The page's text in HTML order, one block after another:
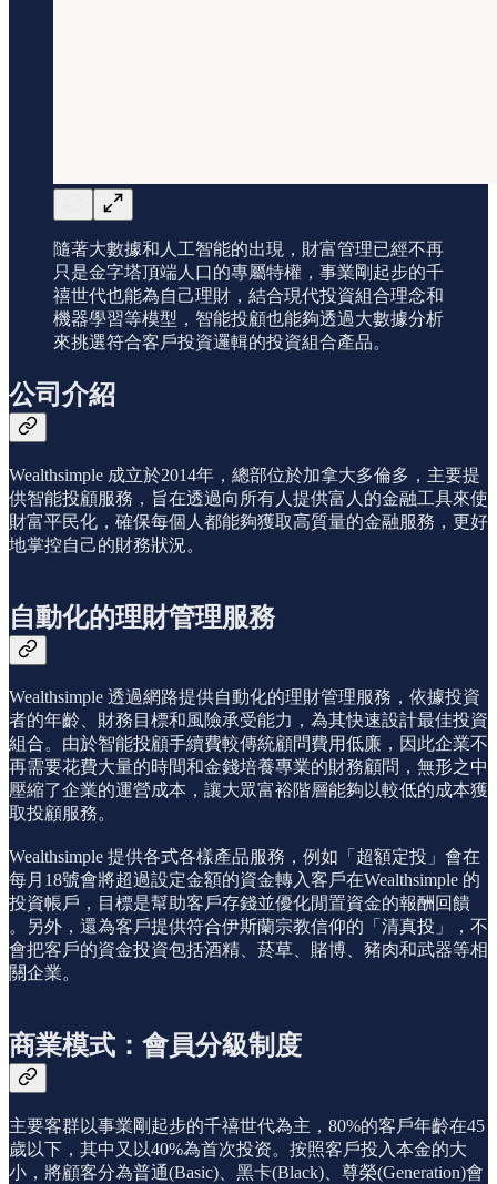
隨著大數據和人工智能的出現，財富管理已經不再
只是金字塔頂端人口的專屬特權，事業剛起步的千
禧世代也能為自己理財，結合現代投資組合理念和
機器學習等模型，智能投顧也能夠透過大數據分析
來挑選符合客戶投資邏輯的投資組合產品。
公司介紹
Wealthsimple 成立於2014年，總部位於加拿大多倫多，主要提
供智能投顧服務，旨在透過向所有人提供富人的金融工具來使
財富平民化，確保每個人都能夠獲取高質量的金融服務，更好
地掌控自己的財務狀況。
自動化的理財管理服務
Wealthsimple 透過網路提供自動化的理財管理服務，依據投資
者的年齡、財務目標和風險承受能力，為其快速設計最佳投資
組合。由於智能投顧手續費較傳統顧問費用低廉，因此企業不
再需要花費大量的時間和金錢培養專業的財務顧問，無形之中
壓縮了企業的運營成本，讓大眾富裕階層能夠以較低的成本獲
取投顧服務。
Wealthsimple 提供各式各樣產品服務，例如「超額定投」會在
每月18號會將超過設定金額的資金轉入客戶在Wealthsimple 的
投資帳戶，目標是幫助客戶存錢並優化閒置資金的報酬回饋
。另外，還為客戶提供符合伊斯蘭宗教信仰的「清真投」，不
會把客戶的資金投資包括酒精、菸草、賭博、豬肉和武器等相
關企業。
商業模式：會員分級制度
主要客群以事業剛起步的千禧世代為主，80%的客戶年齡在45
歲以下，其中又以40%為首次投资。按照客戶投入本金的大
小，將顧客分為普通(Basic)、黑卡(Black)、尊榮(Generation)會